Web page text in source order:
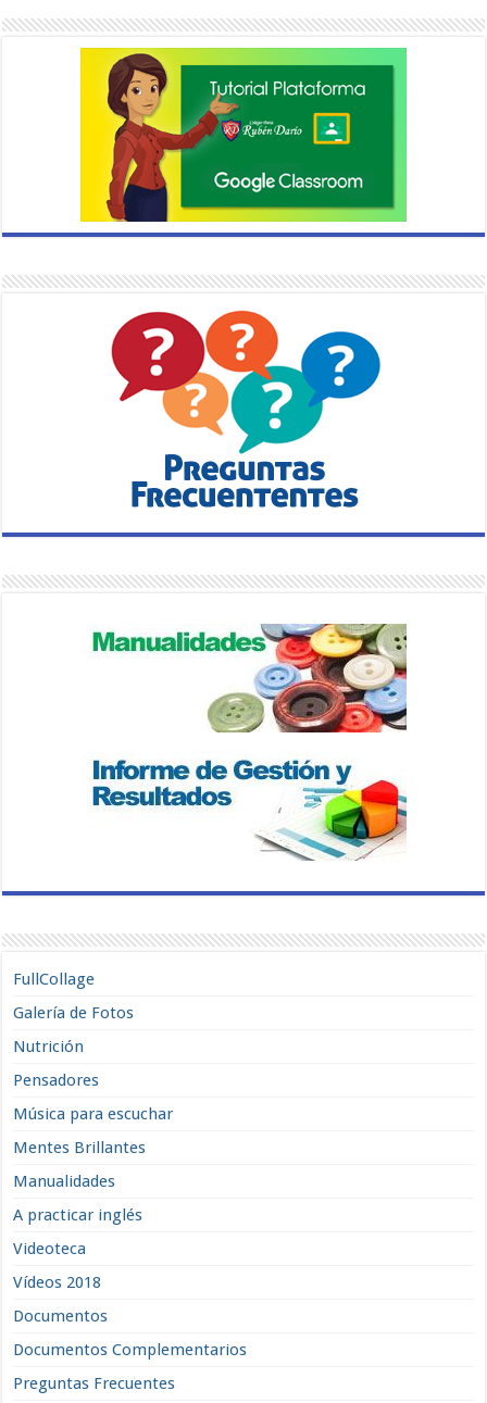
FullCollage
Galería de Fotos
Nutrición
Pensadores
Música para escuchar
Mentes Brillantes
Manualidades
A practicar inglés
Videoteca
Vídeos 2018
Documentos
Documentos Complementarios
Preguntas Frecuentes